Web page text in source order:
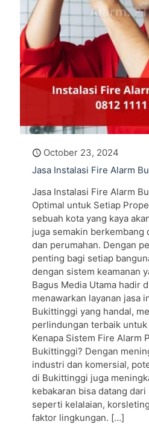
October 23, 2024
Jasa Instalasi Fire Alarm
Jasa Instalasi Fire Alarm
Optimal untuk Setiap
sebuah kota yang kaya
juga semakin berkembang
dan perumahan. Dengan
penting bagi setiap
dengan sistem keamanan
Bagus Media Utama hadir
menawarkan layanan jasa
Bukittinggi yang handal,
perlindungan terbaik
Kenapa Sistem Fire Alarm
Bukittinggi? Dengan
industri dan komersial,
di Bukittinggi juga
kebakaran bisa datang
seperti kelalaian,
faktor lingkungan. […]